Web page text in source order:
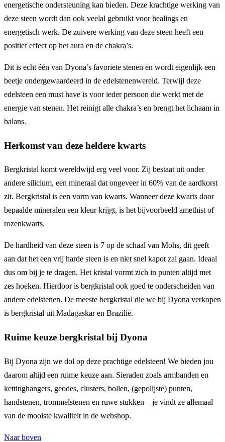
energetische ondersteuning kan bieden. Deze krachtige werking van
deze steen wordt dan ook veelal gebruikt voor healings en
energetisch werk. De zuivere werking van deze steen heeft een
positief effect op het aura en de chakra’s.
Dit is echt één van Dyona’s favoriete stenen en wordt eigenlijk een
beetje ondergewaardeerd in de edelstenenwereld. Terwijl deze
edelsteen een must have is voor ieder persoon die werkt met de
energie van stenen. Het reinigt alle chakra’s en brengt het lichaam in
balans.
Herkomst van deze heldere kwarts
Bergkristal komt wereldwijd erg veel voor. Zij bestaat uit onder
andere silicium, een mineraal dat ongeveer in 60% van de aardkorst
zit. Bergkristal is een vorm van kwarts. Wanneer deze kwarts door
bepaalde mineralen een kleur krijgt, is het bijvoorbeeld amethist of
rozenkwarts.
De hardheid van deze steen is 7 op de schaal van Mohs, dit geeft
aan dat het een vrij harde steen is en niet snel kapot zal gaan. Ideaal
dus om bij je te dragen. Het kristal vormt zich in punten altijd met
zes hoeken. Hierdoor is bergkristal ook goed te onderscheiden van
andere edelstenen. De meeste bergkristal die we bij Dyona verkopen
is bergkristal uit Madagaskar en Brazilië.
Ruime keuze bergkristal bij Dyona
Bij Dyona zijn we dol op deze prachtige edelsteen! We bieden jou
daarom altijd een ruime keuze aan. Sieraden zoals armbanden en
kettinghangers, geodes, clusters, bollen, (gepolijste) punten,
handstenen, trommelstenen en ruwe stukken – je vindt ze allemaal
van de mooiste kwaliteit in de webshop.
Naar boven